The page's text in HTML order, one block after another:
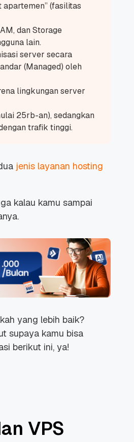
apartemen” (fasilitas
dan Storage
lain.
server secara
(Managed) oleh
lingkungan server
25rb-an), sedangkan
trafik tinggi.
jenis layanan hosting
kalau kamu sampai
yang lebih baik?
supaya kamu bisa
berikut ini, ya!
VPS